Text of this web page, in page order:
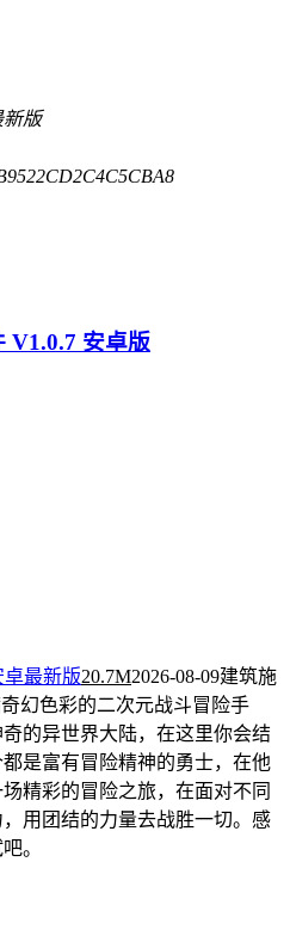
新版
V1.0.7 安卓版
卓最新版20.7M2026-08-09建筑施
幻色彩的二次元战斗冒险手
的异世界大陆，在这里你会结
是富有冒险精神的勇士，在他
精彩的冒险之旅，在面对不同
用团结的力量去战胜一切。感
。